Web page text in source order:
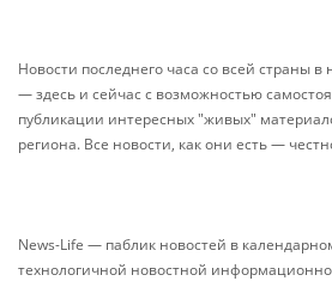
Новости последнего часа со всей страны
— здесь и сейчас с возможностью
публикации интересных "живых"
региона. Все новости, как они есть —
News-Life — паблик новостей в
технологичной новостной